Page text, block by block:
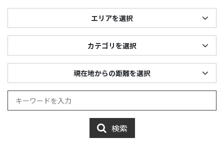
エリアを選択
カテゴリを選択
現在地からの距離を選択
検索